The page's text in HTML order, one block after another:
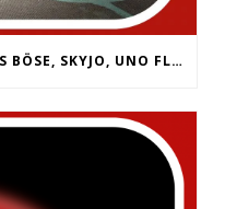
VILLAINOUS EINFÜHRUNG INS BÖSE, SKYJO, UNO FLIP, WERWÖLFE VOLLMONDNACHT, ARMY PAINTER PRIMER,